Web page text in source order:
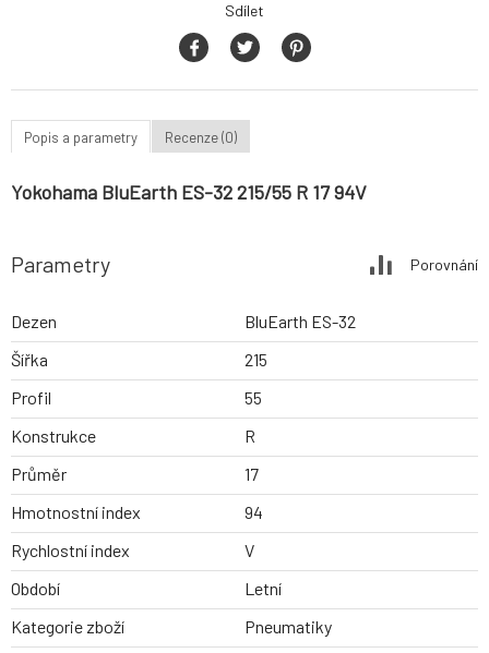
Sdílet
Popis a parametry Recenze (0)
Yokohama BluEarth ES-32 215/55 R 17 94V
Parametry Porovnání
Dezen
BluEarth ES-32
Šířka
215
Profil
55
Konstrukce
R
Průměr
17
Hmotnostní index
94
Rychlostní index
V
Období
Letní
Kategorie zboží
Pneumatiky